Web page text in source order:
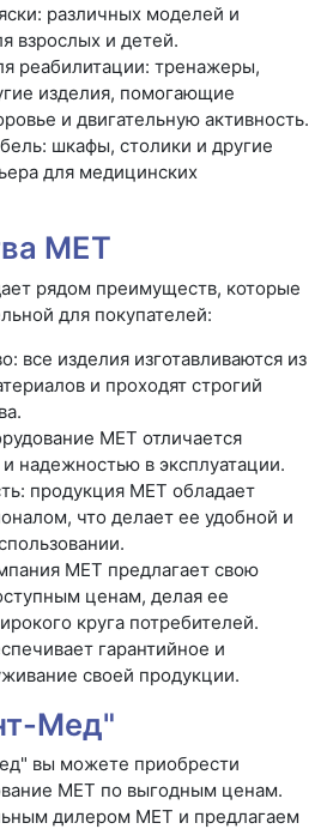
различных моделей и
взрослых и детей.
реабилитации: тренажеры,
изделия, помогающие
и двигательную активность.
шкафы, столики и другие
для медицинских
МЕТ
рядом преимуществ, которые
для покупателей:
все изделия изготавливаются из
и проходят строгий
МЕТ отличается
надежностью в эксплуатации.
продукция МЕТ обладает
что делает ее удобной и
МЕТ предлагает свою
ценам, делая ее
круга потребителей.
гарантийное и
своей продукции.
Мед"
вы можете приобрести
МЕТ по выгодным ценам.
дилером МЕТ и предлагаем